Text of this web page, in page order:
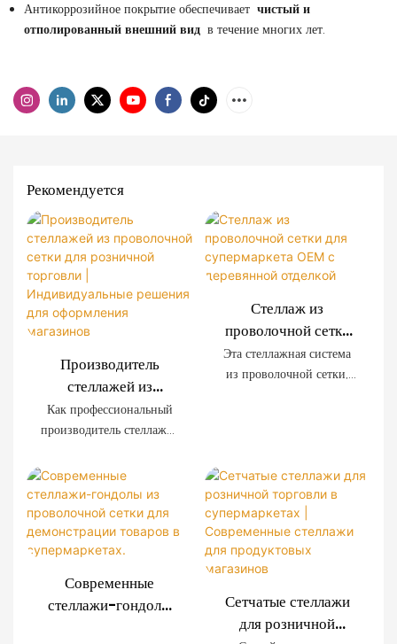
Антикоррозийное покрытие обеспечивает чистый и
отполированный внешний вид в течение многих лет.
Рекомендуется
Производитель
стеллажей из
проволочной сетки
для розничной
Индивидуальные
решения для
оформления
магазинов
Как профессиональный
производитель стеллажей
мы предлагаем системы
стеллажей из
проволочной сетки,
изготовленные на заказ,
для супермаркетов,
магазинов шаговой
доступности и
Стеллаж из
проволочной сетки
для супермаркета
OEM с деревянной
Эта стеллажная система
из проволочной сетки,
отличается
исключительной
прочностью, простотой
установки и
возможностью
индивидуальной
настройки. Декоративные
панели с имитацией
древесной текстуры
Современные
стеллажи-гондолы
Сетчатые стеллажи
для розничной